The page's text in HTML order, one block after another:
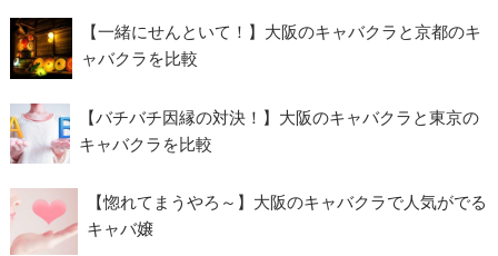
【一緒にせんといて！】大阪のキャバクラと京都のキ
ャバクラを比較
【バチバチ因縁の対決！】大阪のキャバクラと東京の
キャバクラを比較
【惚れてまうやろ～】大阪のキャバクラで人気がでる
キャバ嬢